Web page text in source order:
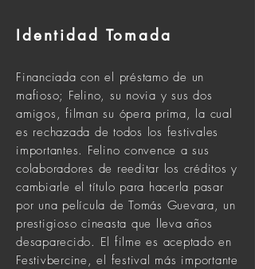
Identidad Tomada
Financiada con el préstamo de un
mafioso; Felino, su novia y sus dos
amigos, filman su ópera prima, la cual
es rechazada de todos los festivales
importantes. Felino convence a sus
colaboradores de reeditar los créditos y
cambiarle el título para hacerla pasar
por una película de Tomás Guevara, un
prestigioso cineasta que lleva años
desaparecido. El filme es aceptado en
Festivbercine, el festival más importante